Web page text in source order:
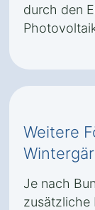
durch den
Weitere
Je nach
zusätzliche